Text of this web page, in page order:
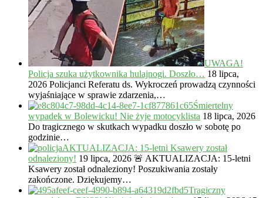
UWAGA!
Policja szuka użytkownika hulajnogi. Doszło… 18 lipca,
2026 Policjanci Referatu ds. Wykroczeń prowadzą czynności
wyjaśniające w sprawie zdarzenia,…
Śmiertelny
wypadek w Bolewicku! Nie żyje motocyklista 18 lipca, 2026
Do tragicznego w skutkach wypadku doszło w sobotę po
godzinie…
AKTUALIZACJA: 15-letni Ksawery został
odnaleziony! 19 lipca, 2026 🚨 AKTUALIZACJA: 15-letni
Ksawery został odnaleziony! Poszukiwania zostały
zakończone. Dziękujemy…
Tragiczny